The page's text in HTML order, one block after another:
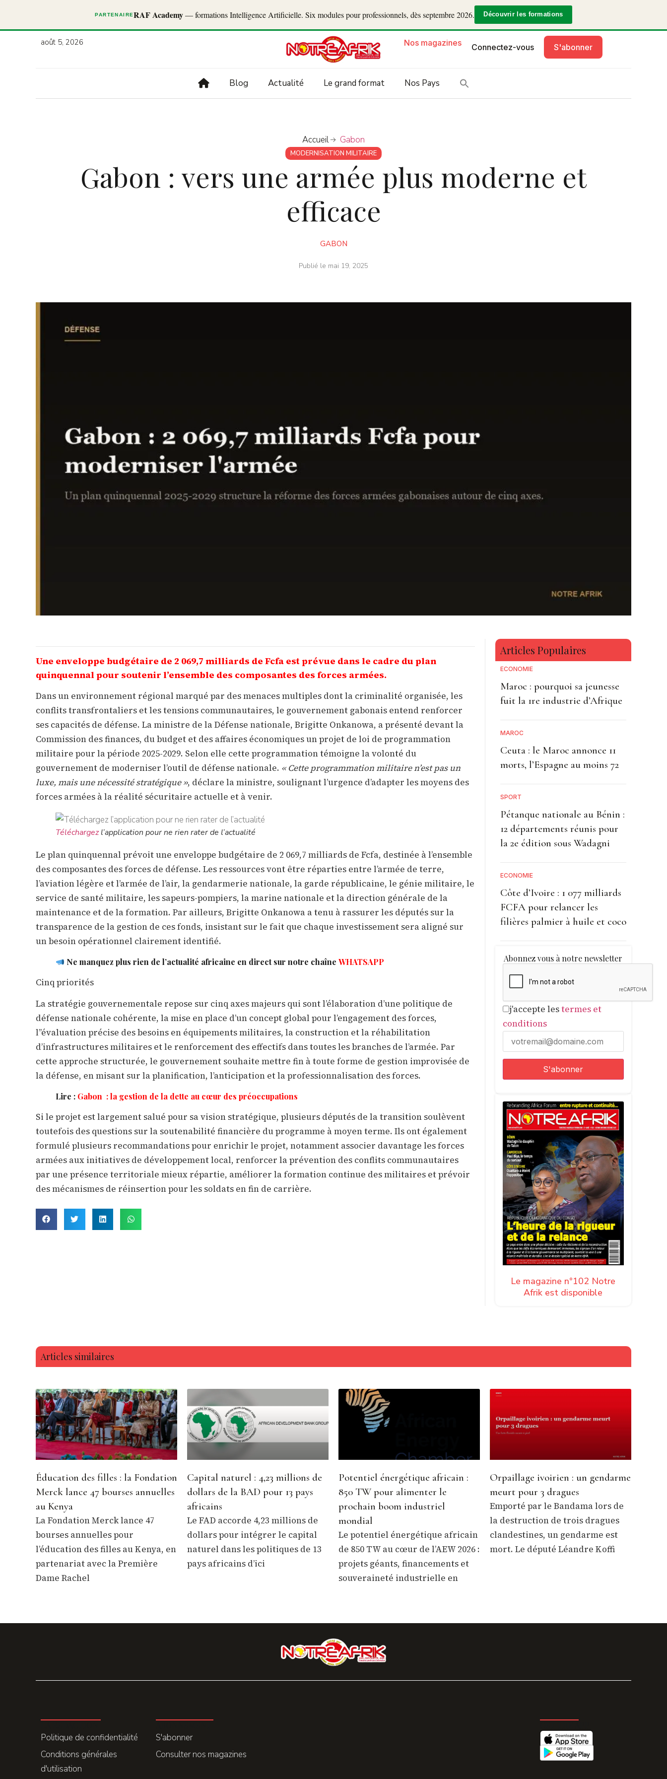
PARTENAIRERAF Academy— formations Intelligence Artificielle. Six modules pour professionnels, dès septembre 2026. Découvrir les formations
août 5, 2026 Nos magazines Connectez-vous S'abonner
Blog Actualité Le grand format Nos Pays
Accueil Gabon
MODERNISATION MILITAIRE
Gabon : vers une armée plus moderne et
efficace
GABON
Publié le mai 19, 2025
Une enveloppe budgétaire de 2 069,7 milliards de Fcfa est prévue dans le cadre du plan
quinquennal pour soutenir l’ensemble des composantes des forces armées.
Dans un environnement régional marqué par des menaces multiples dont la criminalité organisée, les
conflits transfrontaliers et les tensions communautaires, le gouvernement gabonais entend renforcer
ses capacités de défense. La ministre de la Défense nationale, Brigitte Onkanowa, a présenté devant la
Commission des finances, du budget et des affaires économiques un projet de loi de programmation
militaire pour la période 2025-2029. Selon elle cette programmation témoigne la volonté du
gouvernement de moderniser l’outil de défense nationale. « Cette programmation militaire n’est pas un
luxe, mais une nécessité stratégique », déclare la ministre, soulignant l’urgence d’adapter les moyens des
forces armées à la réalité sécuritaire actuelle et à venir.
Téléchargezl’application pour ne rien rater de l’actualité
Le plan quinquennal prévoit une enveloppe budgétaire de 2 069,7 milliards de Fcfa, destinée à l’ensemble
des composantes des forces de défense. Les ressources vont être réparties entre l’armée de terre,
l’aviation légère et l’armée de l’air, la gendarmerie nationale, la garde républicaine, le génie militaire, le
service de santé militaire, les sapeurs-pompiers, la marine nationale et la direction générale de la
maintenance et de la formation. Par ailleurs, Brigitte Onkanowa a tenu à rassurer les députés sur la
transparence de la gestion de ces fonds, insistant sur le fait que chaque investissement sera aligné sur
un besoin opérationnel clairement identifié.
Ne manquez plus rien de l’actualité africaine en direct sur notre chaîneWHATSAPP
Cinq priorités
La stratégie gouvernementale repose sur cinq axes majeurs qui sont l’élaboration d’une politique de
défense nationale cohérente, la mise en place d’un concept global pour l’engagement des forces,
l’’évaluation précise des besoins en équipements militaires, la construction et la réhabilitation
d’infrastructures militaires et le renforcement des effectifs dans toutes les branches de l’armée. Par
cette approche structurée, le gouvernement souhaite mettre fin à toute forme de gestion improvisée de
la défense, en misant sur la planification, l’anticipation et la professionnalisation des forces.
Lire : Gabon : la gestion de la dette au cœur des préoccupations
Si le projet est largement salué pour sa vision stratégique, plusieurs députés de la transition soulèvent
toutefois des questions sur la soutenabilité financière du programme à moyen terme. Ils ont également
formulé plusieurs recommandations pour enrichir le projet, notamment associer davantage les forces
armées aux initiatives de développement local, renforcer la prévention des conflits communautaires
par une présence territoriale mieux répartie, améliorer la formation continue des militaires et prévoir
des mécanismes de réinsertion pour les soldats en fin de carrière.
Articles Populaires
ECONOMIE
Maroc : pourquoi sa jeunesse
fuit la 1re industrie d’Afrique
MAROC
Ceuta : le Maroc annonce 11
morts, l’Espagne au moins 72
SPORT
Pétanque nationale au Bénin :
12 départements réunis pour
la 2e édition sous Wadagni
ECONOMIE
Côte d’Ivoire : 1 077 milliards
FCFA pour relancer les
filières palmier à huile et coco
Abonnez vous à notre newsletter
j'accepte lestermes et
conditions
Le magazine n°102 Notre
Afrik est disponible
Articles similaires
Éducation des filles : la Fondation
Merck lance 47 bourses annuelles
au Kenya
La Fondation Merck lance 47
bourses annuelles pour
l’éducation des filles au Kenya, en
partenariat avec la Première
Dame Rachel
Capital naturel : 4,23 millions de
dollars de la BAD pour 13 pays
africains
Le FAD accorde 4,23 millions de
dollars pour intégrer le capital
naturel dans les politiques de 13
pays africains d’ici
Potentiel énergétique africain :
850 TW pour alimenter le
prochain boom industriel
mondial
Le potentiel énergétique africain
de 850 TW au cœur de l’AEW 2026 :
projets géants, financements et
souveraineté industrielle en
Orpaillage ivoirien : un gendarme
meurt pour 3 dragues
Emporté par le Bandama lors de
la destruction de trois dragues
clandestines, un gendarme est
mort. Le député Léandre Koffi
Politique de confidentialité
Conditions générales
d'utilisation
S'abonner
Consulter nos magazines